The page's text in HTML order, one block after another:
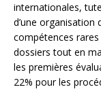
internationales,
d’une
compétences
dossiers tout en
les premières
22% pour les